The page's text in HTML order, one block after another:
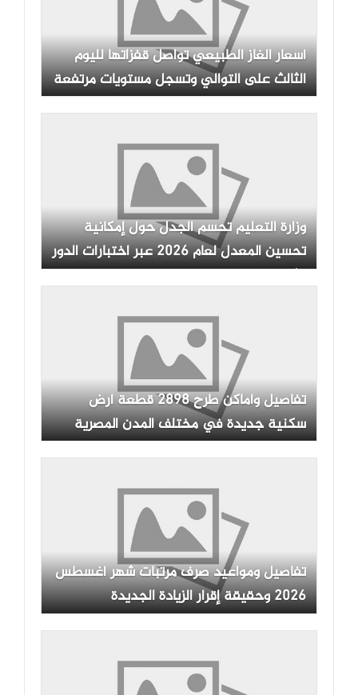
أسعار الغاز الطبيعي تواصل قفزاتها لليوم
الثالث على التوالي وتسجل مستويات مرتفعة
وزارة التعليم تحسم الجدل حول إمكانية
تحسين المعدل لعام 2026 عبر اختبارات الدور
الثاني
تفاصيل وأماكن طرح 2898 قطعة أرض
سكنية جديدة في مختلف المدن المصرية
تفاصيل ومواعيد صرف مرتبات شهر أغسطس
2026 وحقيقة إقرار الزيادة الجديدة
للموظفين